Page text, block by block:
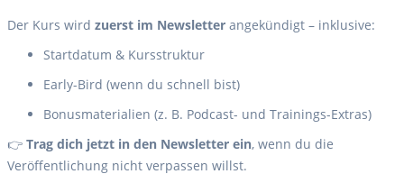
Der Kurs wird zuerst im Newsletter angekündigt – inklusive:
Startdatum & Kursstruktur
Early-Bird (wenn du schnell bist)
Bonusmaterialien (z. B. Podcast- und Trainings-Extras)
👉 Trag dich jetzt in den Newsletter ein, wenn du die
Veröffentlichung nicht verpassen willst.